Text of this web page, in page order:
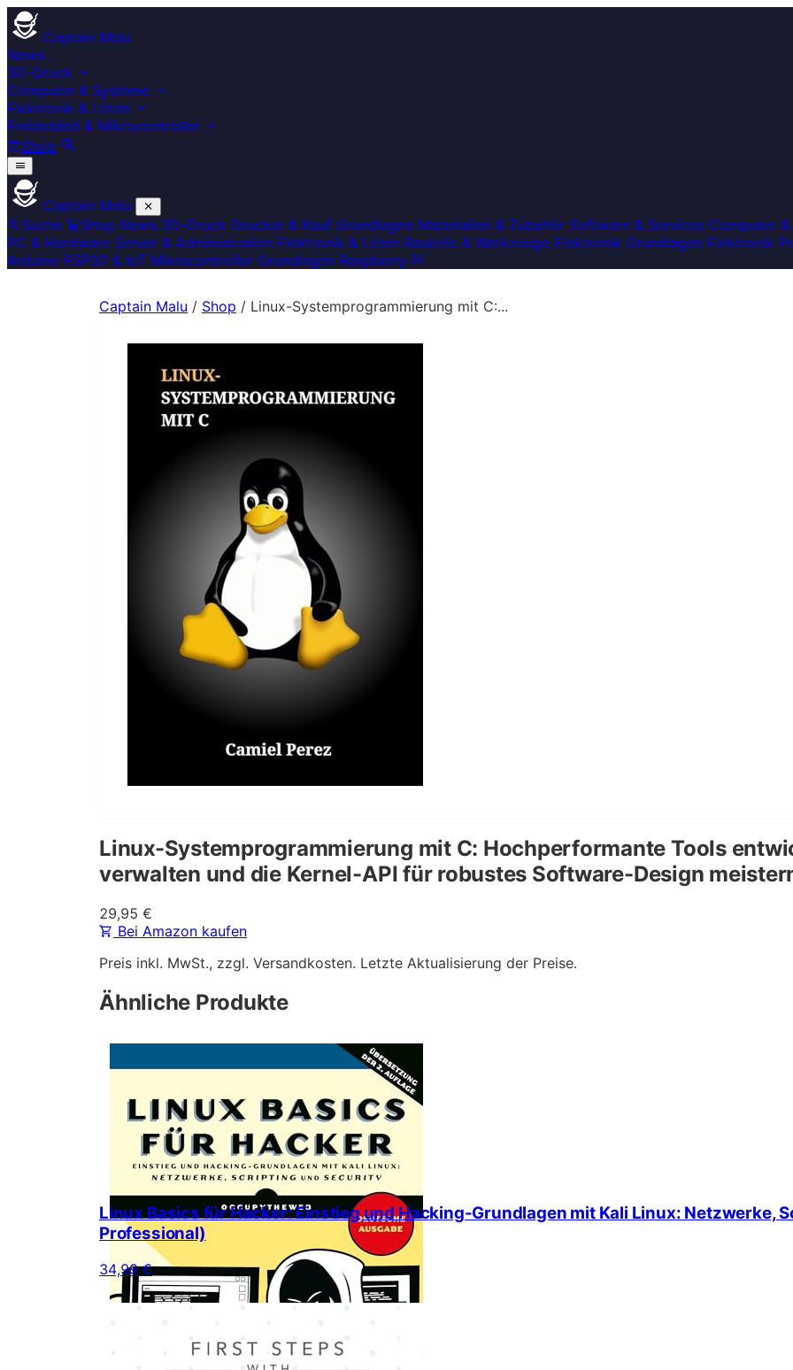
Captain Malu
News
3D-Druck
Computer & Systeme
Elektronik & Löten
Embedded & Mikrocontroller
Shop
Captain Malu
Suche
Shop News 3D-Druck Drucker & Kauf Grundlagen Materialien & Zubehör Software & Services Computer
PC & Hardware Server & Administration Elektronik & Löten Bauteile & Werkzeuge Elektronik Grundlagen Elektronik
Arduino ESP32 & IoT Mikrocontroller Grundlagen Raspberry Pi
Captain Malu / Shop / Linux-Systemprogrammierung mit C:...
Linux-Systemprogrammierung mit C: Hochperformante Tools
verwalten und die Kernel-API für robustes Software-Design
29,95 €
Bei Amazon kaufen
Preis inkl. MwSt., zzgl. Versandkosten. Letzte Aktualisierung der Preise.
Ähnliche Produkte
Linux Basics für Hacker: Einstieg und Hacking-Grundlagen mit Kali Linux: Netzwerke,
Professional)
34,99 €